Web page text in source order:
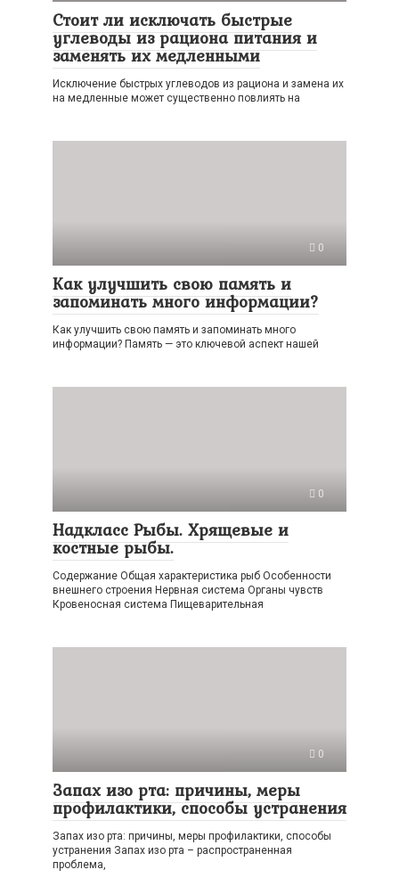
Стоит ли исключать быстрые
углеводы из рациона питания и
заменять их медленными
Исключение быстрых углеводов из рациона и замена их
на медленные может существенно повлиять на
0
Как улучшить свою память и
запоминать много информации?
Как улучшить свою память и запоминать много
информации? Память — это ключевой аспект нашей
0
Надкласс Рыбы. Хрящевые и
костные рыбы.
Содержание Общая характеристика рыб Особенности
внешнего строения Нервная система Органы чувств
Кровеносная система Пищеварительная
0
Запах изо рта: причины, меры
профилактики, способы устранения
Запах изо рта: причины, меры профилактики, способы
устранения Запах изо рта – распространенная
проблема,